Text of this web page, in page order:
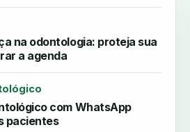
na odontologia: proteja sua
a agenda
com WhatsApp
pacientes